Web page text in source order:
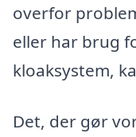
overfor
eller har brug
kloaksystem,
Det, der gør